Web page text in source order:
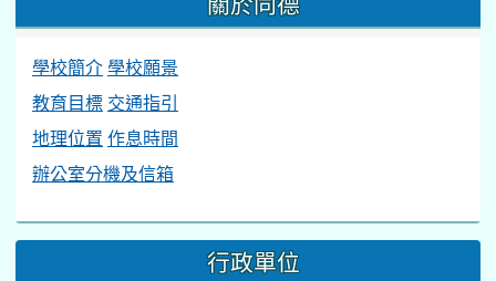
學校簡介學校願景
教育目標 交通指引
地理位置 作息時間
辦公室分機及信箱
行政單位